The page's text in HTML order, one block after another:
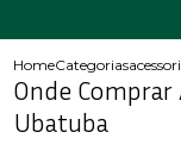
HomeCategorias
Onde
Ubatuba